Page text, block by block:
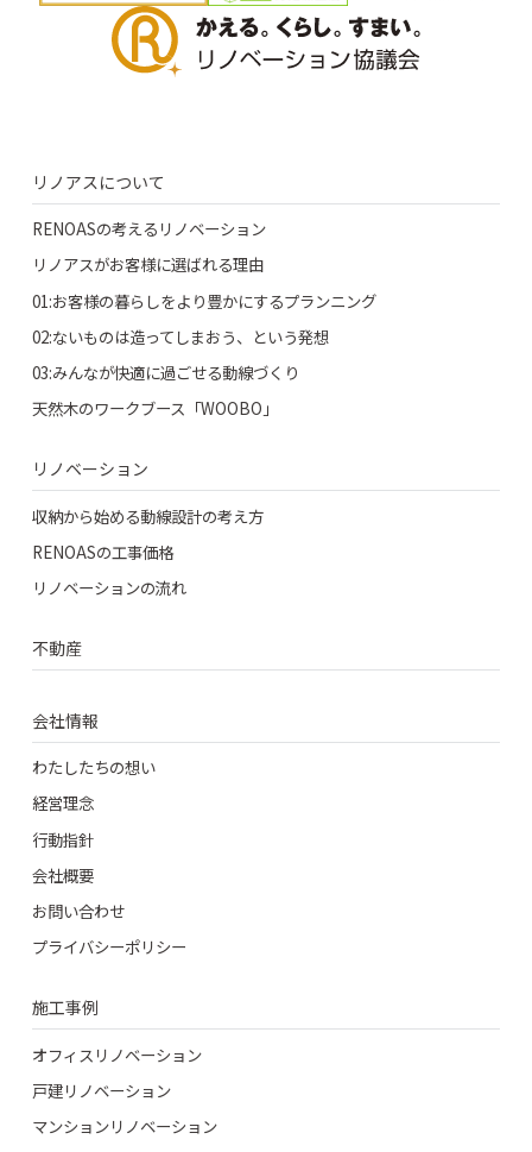
リノアスについて
RENOASの考えるリノベーション
リノアスがお客様に選ばれる理由
01:お客様の暮らしをより豊かにするプランニング
02:ないものは造ってしまおう、という発想
03:みんなが快適に過ごせる動線づくり
天然木のワークブース「WOOBO」
リノベーション
収納から始める動線設計の考え方
RENOASの工事価格
リノベーションの流れ
不動産
会社情報
わたしたちの想い
経営理念
行動指針
会社概要
お問い合わせ
プライバシーポリシー
施工事例
オフィスリノベーション
戸建リノベーション
マンションリノベーション